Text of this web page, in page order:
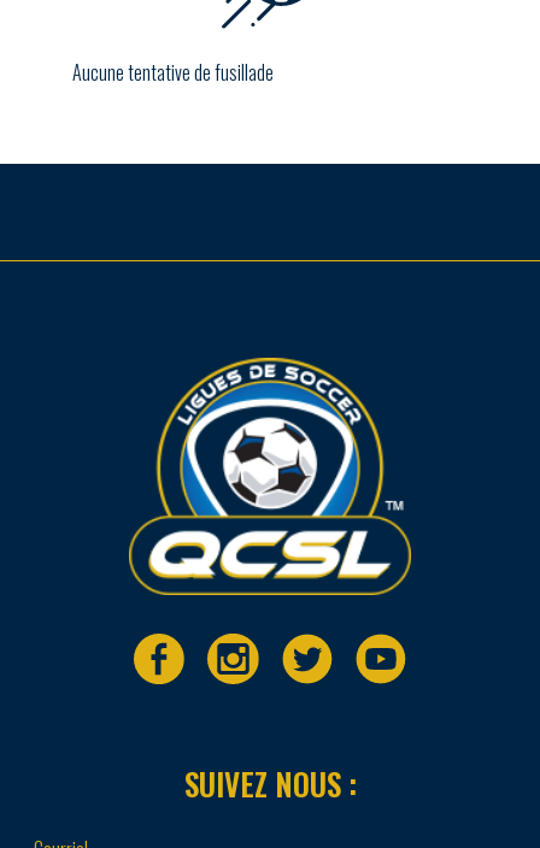
Aucune tentative de fusillade
SUIVEZ NOUS :